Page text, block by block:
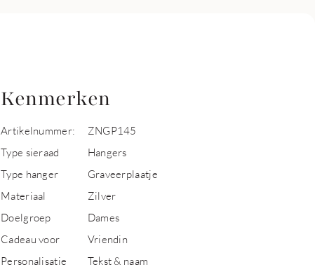
Kenmerken
Artikelnummer:
ZNGP145
Type sieraad
Hangers
Type hanger
Graveerplaatje
Materiaal
Zilver
Doelgroep
Dames
Cadeau voor
Vriendin
Personalisatie
Tekst & naam